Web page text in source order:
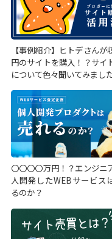
【事例紹介】ヒトデさんが
円のサイトを購入！？サイ
について色々聞いてみまし
〇〇〇〇万円！？エンジニ
人開発したWEBサービス
るのか？